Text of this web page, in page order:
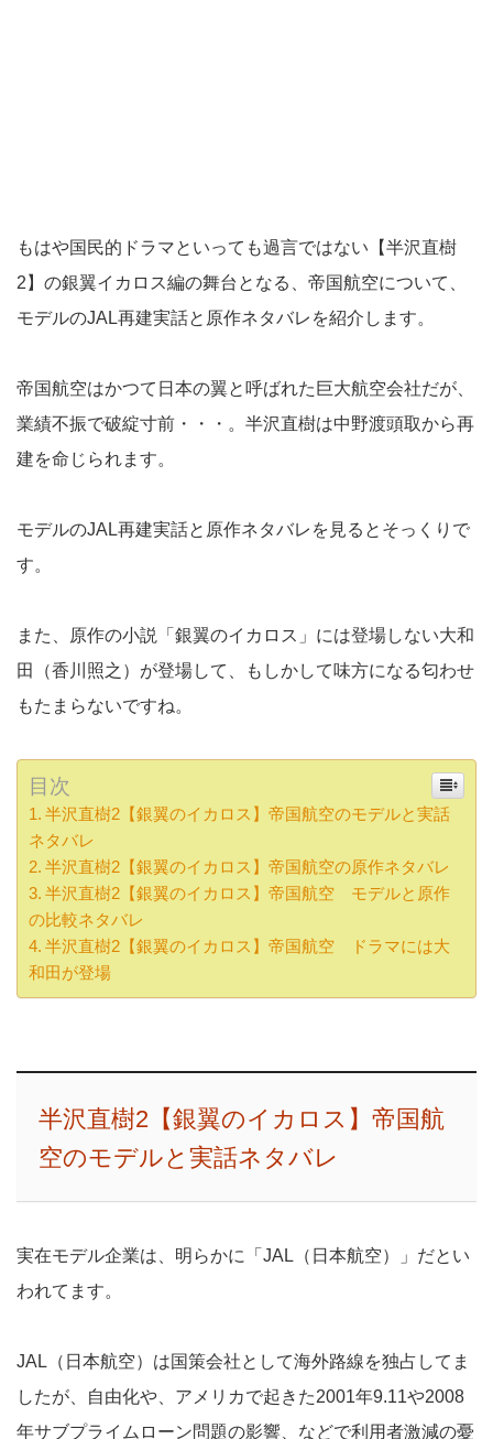
もはや国民的ドラマといっても過言ではない【半沢直樹
2】の銀翼イカロス編の舞台となる、帝国航空について、
モデルのJAL再建実話と原作ネタバレを紹介します。
帝国航空はかつて日本の翼と呼ばれた巨大航空会社だが、
業績不振で破綻寸前・・・。半沢直樹は中野渡頭取から再
建を命じられます。
モデルのJAL再建実話と原作ネタバレを見るとそっくりで
す。
また、原作の小説「銀翼のイカロス」には登場しない大和
田（香川照之）が登場して、もしかして味方になる匂わせ
もたまらないですね。
目次
半沢直樹2【銀翼のイカロス】帝国航空のモデルと実話
ネタバレ
半沢直樹2【銀翼のイカロス】帝国航空の原作ネタバレ
半沢直樹2【銀翼のイカロス】帝国航空 モデルと原作
の比較ネタバレ
半沢直樹2【銀翼のイカロス】帝国航空 ドラマには大
和田が登場
半沢直樹2【銀翼のイカロス】帝国航
空のモデルと実話ネタバレ
実在モデル企業は、明らかに「JAL（日本航空）」だとい
われてます。
JAL（日本航空）は国策会社として海外路線を独占してま
したが、自由化や、アメリカで起きた2001年9.11や2008
年サブプライムローン問題の影響、などで利用者激減の憂